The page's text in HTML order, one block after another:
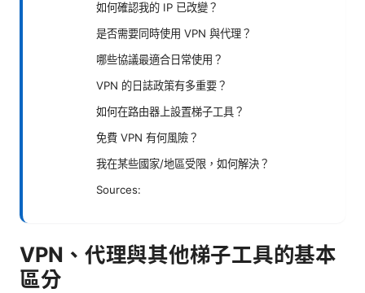
如何確認我的 IP 已改變？
是否需要同時使用 VPN 與代理？
哪些協議最適合日常使用？
VPN 的日誌政策有多重要？
如何在路由器上設置梯子工具？
免費 VPN 有何風險？
我在某些國家/地區受限，如何解決？
Sources:
VPN、代理與其他梯子工具的基本
區分